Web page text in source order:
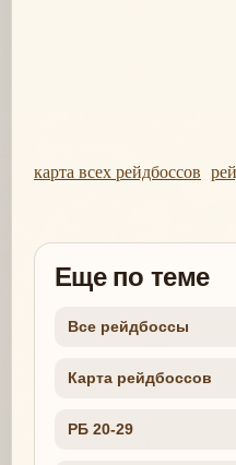
карта всех рейдбоссов
Еще по теме
Все рейдбоссы
Карта рейдбоссов
РБ 20-29